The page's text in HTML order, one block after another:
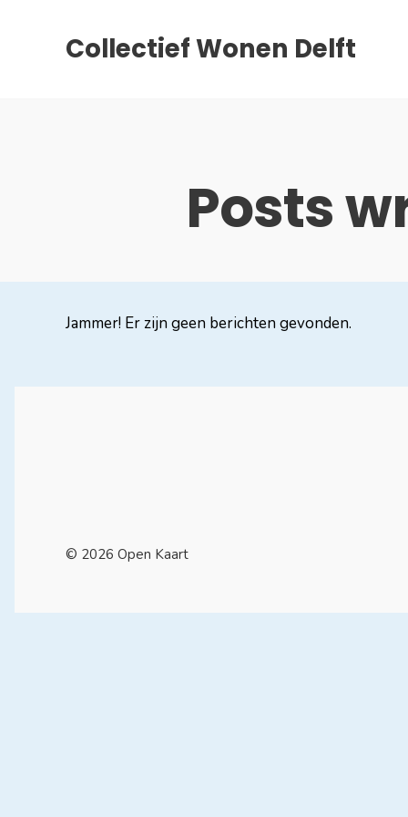
Collectief Wonen Delft
Posts
Jammer! Er zijn geen berichten gevonden.
© 2026 Open Kaart